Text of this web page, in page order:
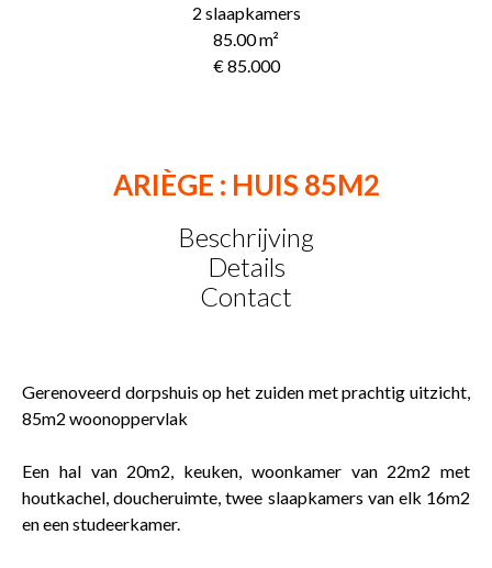
2 slaapkamers
85.00m²
€ 85.000
ARIÈGE : HUIS 85M2
Beschrijving
Details
Contact
Gerenoveerd dorpshuis op het zuiden met prachtig uitzicht,
85m2 woonoppervlak
Een hal van 20m2, keuken, woonkamer van 22m2 met
houtkachel, doucheruimte, twee slaapkamers van elk 16m2
en een studeerkamer.